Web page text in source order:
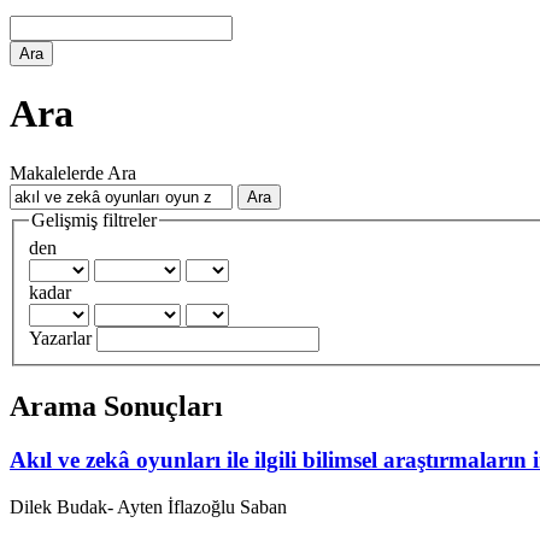
Ara
Ara
Makalelerde Ara
Gelişmiş filtreler
den
kadar
Yazarlar
Arama Sonuçları
Akıl ve zekâ oyunları ile ilgili bilimsel araştırmaların
Dilek Budak- Ayten İflazoğlu Saban